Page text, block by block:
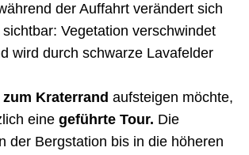
der Auffahrt verändert sich
Vegetation verschwindet
wird durch schwarze Lavafelder
zum Kraterrand aufsteigen möchte,
eine geführte Tour. Die
der Bergstation bis in die höheren